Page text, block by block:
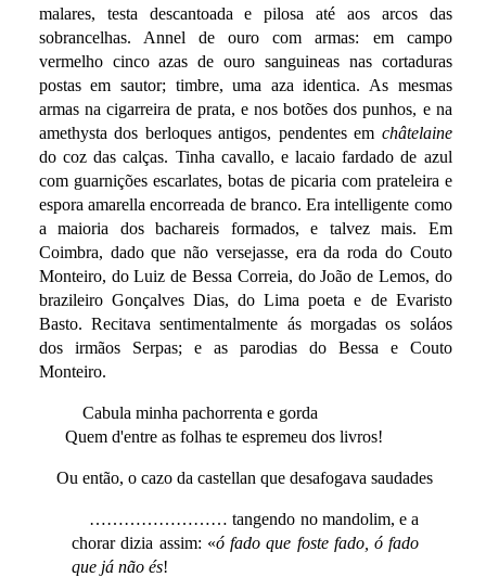
malares, testa descantoada e pilosa até aos arcos das
sobrancelhas. Annel de ouro com armas: em campo
vermelho cinco azas de ouro sanguineas nas cortaduras
postas em sautor; timbre, uma aza identica. As mesmas
armas na cigarreira de prata, e nos botões dos punhos, e na
amethysta dos berloques antigos, pendentes em châtelaine
do coz das calças. Tinha cavallo, e lacaio fardado de azul
com guarnições escarlates, botas de picaria com prateleira e
espora amarella encorreada de branco. Era intelligente como
a maioria dos bachareis formados, e talvez mais. Em
Coimbra, dado que não versejasse, era da roda do Couto
Monteiro, do Luiz de Bessa Correia, do João de Lemos, do
brazileiro Gonçalves Dias, do Lima poeta e de Evaristo
Basto. Recitava sentimentalmente ás morgadas os soláos
dos irmãos Serpas; e as parodias do Bessa e Couto
Monteiro.
Cabula minha pachorrenta e gorda
Quem d'entre as folhas te espremeu dos livros!
Ou então, o cazo da castellan que desafogava saudades
…………………… tangendo no mandolim, e a
chorar dizia assim: «ó fado que foste fado, ó fado
que já não és!